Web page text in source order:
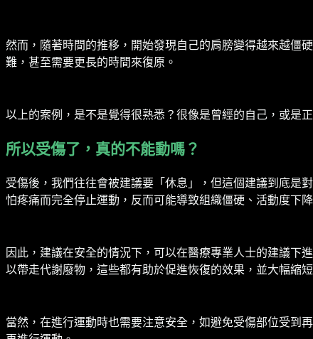
然而，隨著時間的推移，開始發現自己的肩膀變得越來越僵
難，甚至需要更長的時間來復原。
以上的案例，是不是覺得很熟悉？很像是曾經的自己，或是
所以受傷了，真的不能動嗎？
受傷後，我們往往會被建議要「休息」，但這個建議到底是
怕疼痛而完全停止運動，反而可能導致組織僵硬、活動度下
因此，建議在安全的情況下，可以在醫療專業人士的建議下
以帶走代謝廢物，這些都有助於促進恢復的效果，並大幅縮
當然，在進行運動時也需要注意安全，如避免受傷部位受到